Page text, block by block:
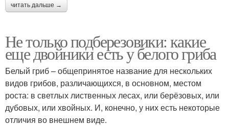
читать дальше →
Не только подберезовики: какие
еще двойники есть у белого гриба
Белый гриб – общепринятое название для нескольких
видов грибов, различающихся, в основном, местом
роста: в светлых лиственных лесах, или берёзовых, или
дубовых, или хвойных. И, конечно, у них есть некоторые
отличия во внешнем виде.